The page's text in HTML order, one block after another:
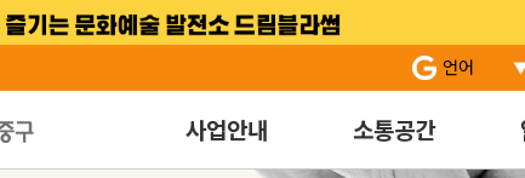
본문 바로 가기
서브 메뉴 바로가기
주 메뉴 바로 가기
언어
사업안내 소통공간